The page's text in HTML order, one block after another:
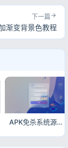
下一篇
渐变背景色教程
APK免杀系统源码_附完整搭建教程_安卓APP加固源码